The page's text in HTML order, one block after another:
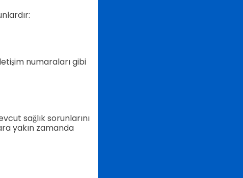
numaraları gibi
sağlık sorunlarını
yakın zamanda